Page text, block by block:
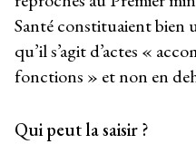
Santé constituaient bien
qu’il s’agit d’actes «
fonctions » et non en
Qui peut la saisir ?